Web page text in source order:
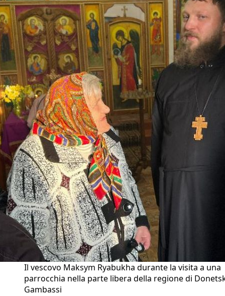
Il vescovo Maksym Ryabukha durante la visita a una
parrocchia nella parte libera della regione di
Gambassi